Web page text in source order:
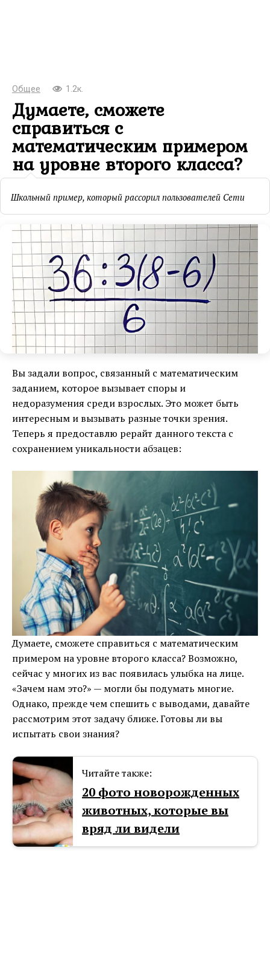
Общее 1.2к.
Думаете, сможете
справиться с
математическим примером
на уровне второго класса?
Школьный пример, который рассорил пользователей Сети
Вы задали вопрос, связанный с математическим
заданием, которое вызывает споры и
недоразумения среди взрослых. Это может быть
интересным и вызывать разные точки зрения.
Теперь я предоставлю рерайт данного текста с
сохранением уникальности абзацев:
Думаете, сможете справиться с математическим
примером на уровне второго класса? Возможно,
сейчас у многих из вас появилась улыбка на лице.
«Зачем нам это?» — могли бы подумать многие.
Однако, прежде чем спешить с выводами, давайте
рассмотрим этот задачу ближе. Готовы ли вы
испытать свои знания?
Читайте также:
20 фото новорожденных
животных, которые вы
вряд ли видели